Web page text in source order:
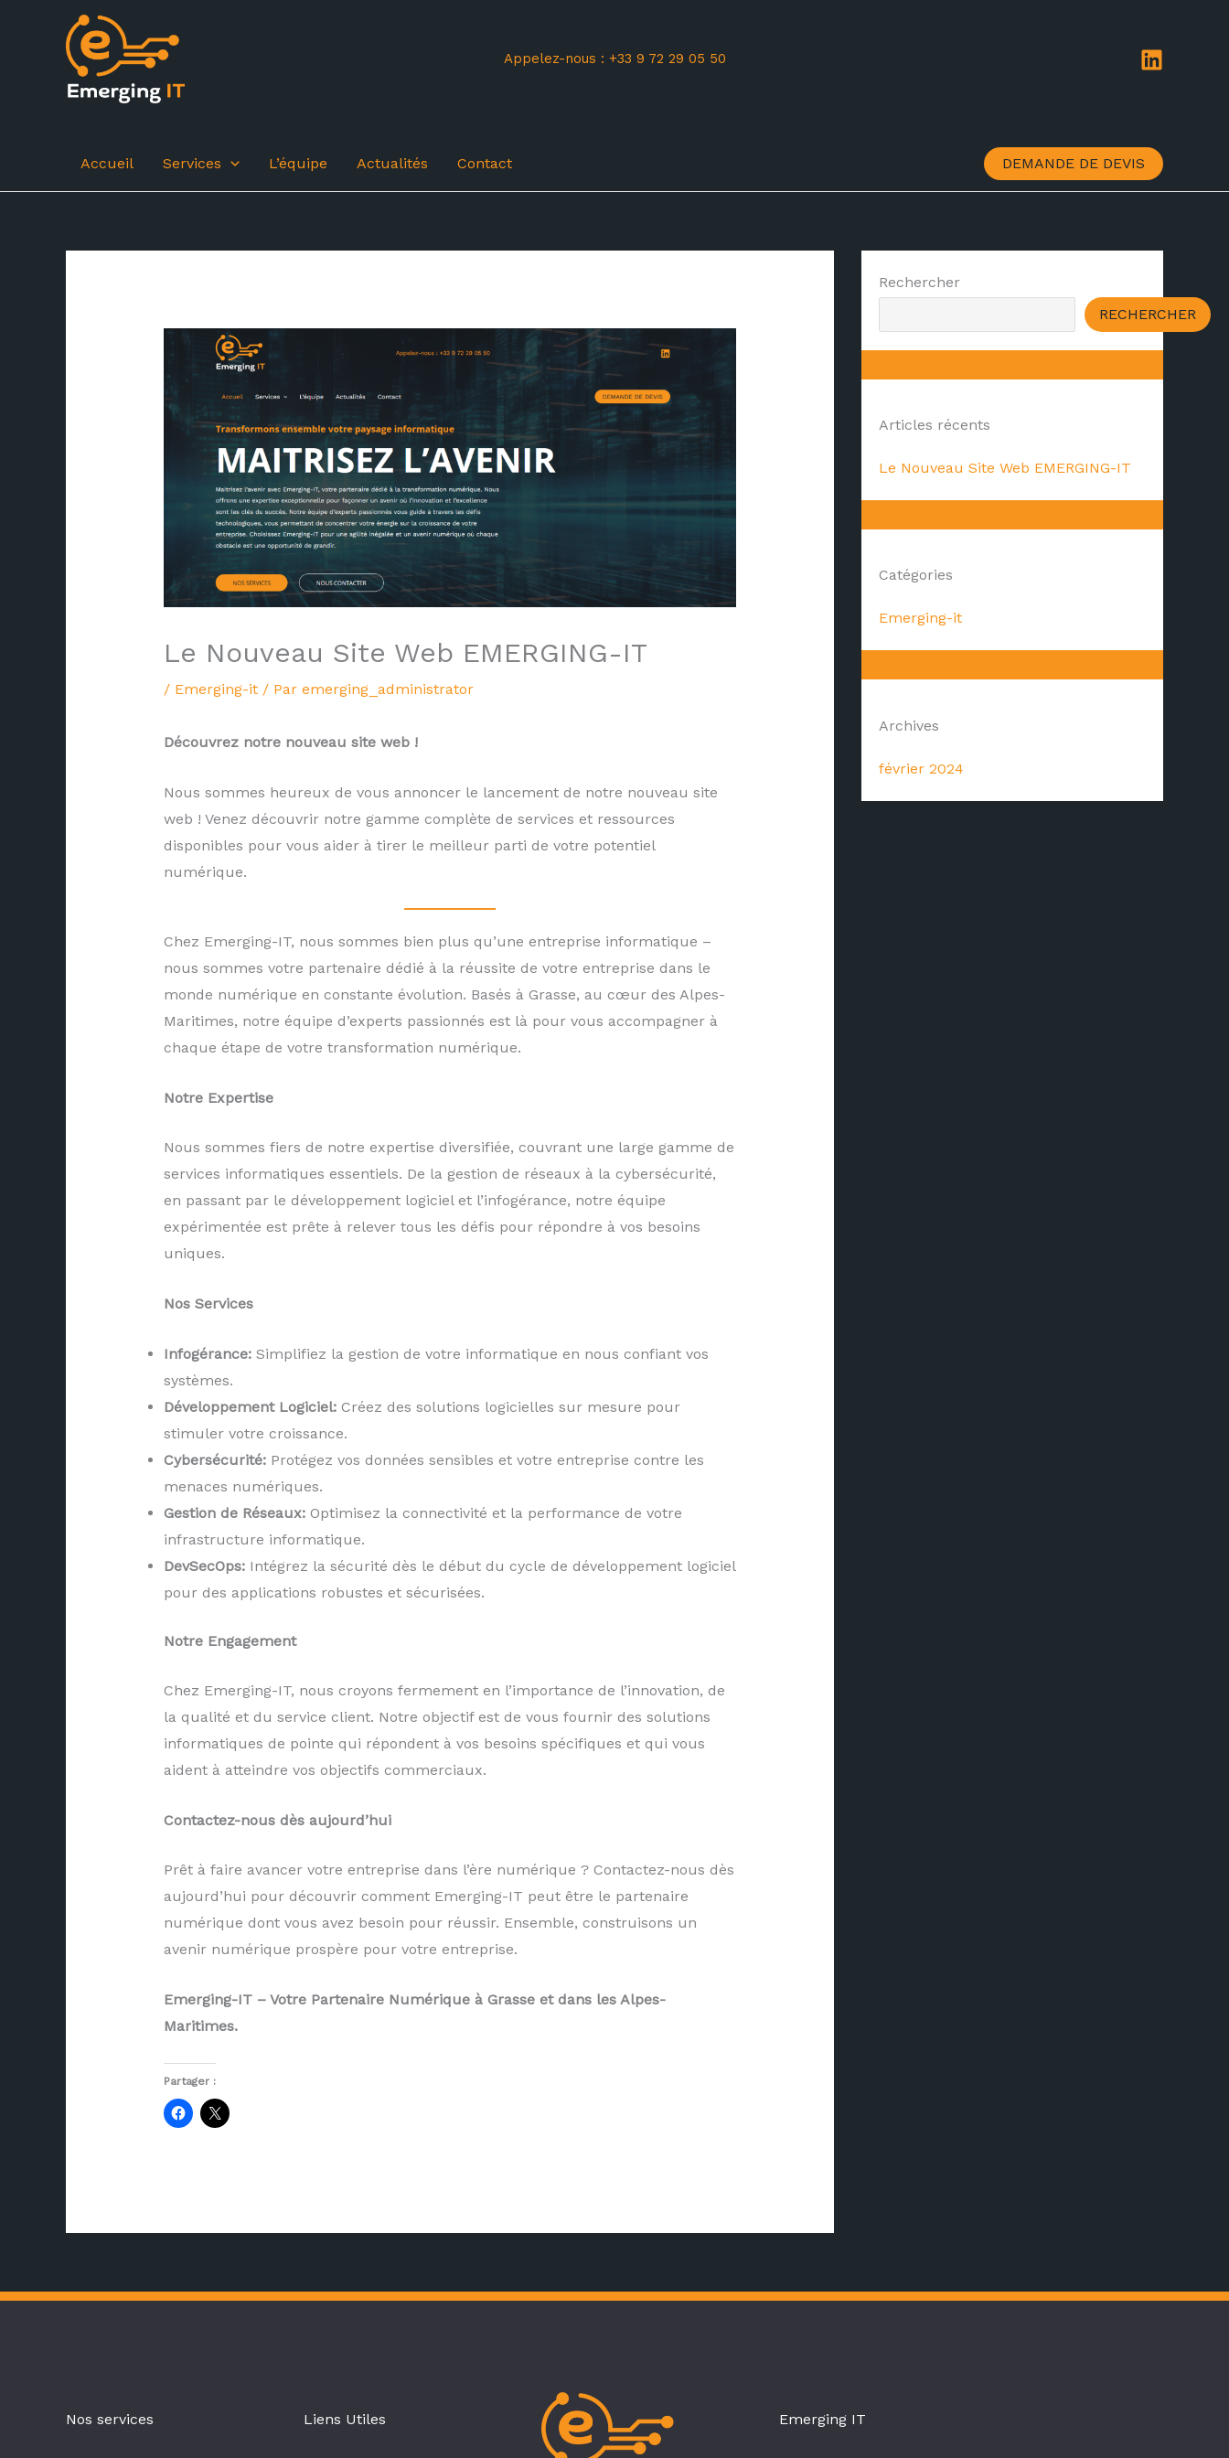
Appelez-nous : +33 9 72 29 05 50
Accueil Services L’équipe Actualités Contact DEMANDE DE DEVIS
Le Nouveau Site Web EMERGING-IT
/ Emerging-it/ Par emerging_administrator
Découvrez notre nouveau site web !
Nous sommes heureux de vous annoncer le lancement de notre nouveau site
web ! Venez découvrir notre gamme complète de services et ressources
disponibles pour vous aider à tirer le meilleur parti de votre potentiel
numérique.
Chez Emerging-IT, nous sommes bien plus qu’une entreprise informatique –
nous sommes votre partenaire dédié à la réussite de votre entreprise dans le
monde numérique en constante évolution. Basés à Grasse, au cœur des Alpes-
Maritimes, notre équipe d’experts passionnés est là pour vous accompagner à
chaque étape de votre transformation numérique.
Notre Expertise
Nous sommes fiers de notre expertise diversifiée, couvrant une large gamme de
services informatiques essentiels. De la gestion de réseaux à la cybersécurité,
en passant par le développement logiciel et l’infogérance, notre équipe
expérimentée est prête à relever tous les défis pour répondre à vos besoins
uniques.
Nos Services
Infogérance:Simplifiez la gestion de votre informatique en nous confiant vos
systèmes.
Développement Logiciel:Créez des solutions logicielles sur mesure pour
stimuler votre croissance.
Cybersécurité:Protégez vos données sensibles et votre entreprise contre les
menaces numériques.
Gestion de Réseaux:Optimisez la connectivité et la performance de votre
infrastructure informatique.
DevSecOps:Intégrez la sécurité dès le début du cycle de développement logiciel
pour des applications robustes et sécurisées.
Notre Engagement
Chez Emerging-IT, nous croyons fermement en l’importance de l’innovation, de
la qualité et du service client. Notre objectif est de vous fournir des solutions
informatiques de pointe qui répondent à vos besoins spécifiques et qui vous
aident à atteindre vos objectifs commerciaux.
Contactez-nous dès aujourd’hui
Prêt à faire avancer votre entreprise dans l’ère numérique ? Contactez-nous dès
aujourd’hui pour découvrir comment Emerging-IT peut être le partenaire
numérique dont vous avez besoin pour réussir. Ensemble, construisons un
avenir numérique prospère pour votre entreprise.
Emerging-IT – Votre Partenaire Numérique à Grasse et dans les Alpes-
Maritimes.
Partager :
Rechercher
RECHERCHER
Articles récents
Le Nouveau Site Web EMERGING-IT
Catégories
Emerging-it
Archives
février 2024
Nos services Liens Utiles Emerging IT